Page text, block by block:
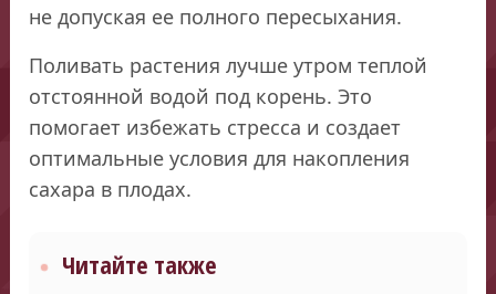
не допуская ее полного пересыхания.
Поливать растения лучше утром теплой
отстоянной водой под корень. Это
помогает избежать стресса и создает
оптимальные условия для накопления
сахара в плодах.
Читайте также